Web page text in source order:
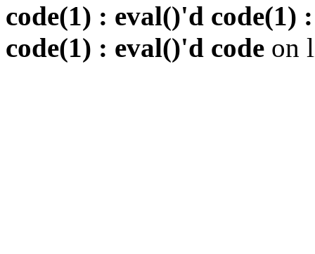
code(1) : eval()'d code(1)
code(1) : eval()'d code on